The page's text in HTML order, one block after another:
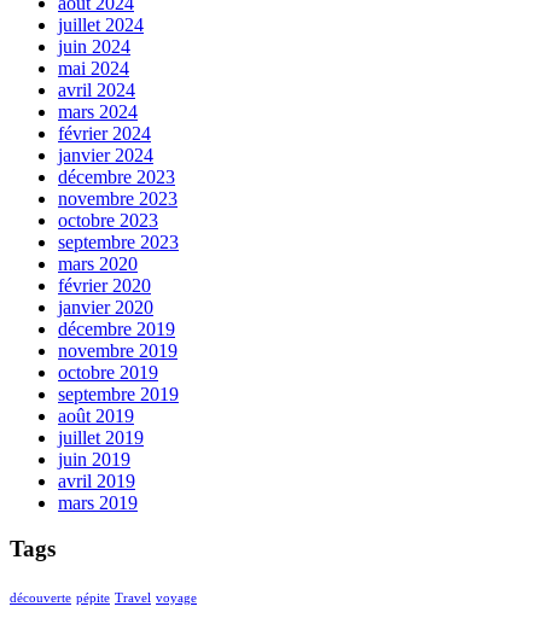
juillet 2024
juin 2024
mai 2024
avril 2024
mars 2024
février 2024
janvier 2024
décembre 2023
novembre 2023
octobre 2023
septembre 2023
mars 2020
février 2020
janvier 2020
décembre 2019
novembre 2019
octobre 2019
septembre 2019
août 2019
juillet 2019
juin 2019
avril 2019
mars 2019
Tags
découverte pépite Travel voyage